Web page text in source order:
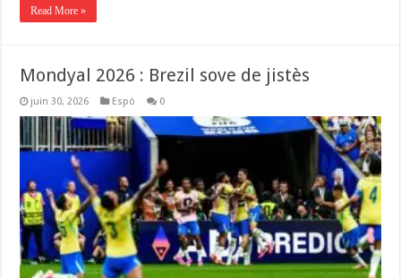
Read More »
Mondyal 2026 : Brezil sove de jistès
juin 30, 2026 Espò 0